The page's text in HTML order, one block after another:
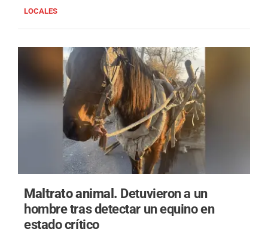
LOCALES
Maltrato animal. Detuvieron a un
hombre tras detectar un equino en
estado crítico